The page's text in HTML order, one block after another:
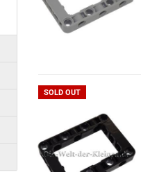
SOLD OUT